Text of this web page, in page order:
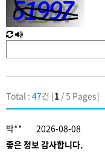
력
새
로
침
한
글
성
Total : 47건 [1 / 5 Pages]
박**
2026-08-08
좋은 정보 감사합니다.